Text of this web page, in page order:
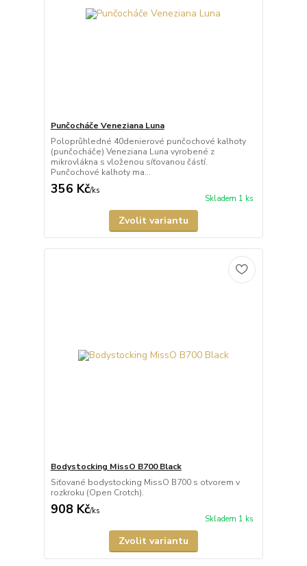
Punčocháče Veneziana Luna
Poloprůhledné 40denierové punčochové kalhoty
(punčocháče) Veneziana Luna vyrobené z
mikrovlákna s vloženou síťovanou částí.
Punčochové kalhoty ma...
356 Kč/ks
Skladem 1 ks
Zvolit variantu
Bodystocking MissO B700 Black
Siťované bodystocking MissO B700 s otvorem v
rozkroku (Open Crotch).
908 Kč/ks
Skladem 1 ks
Zvolit variantu